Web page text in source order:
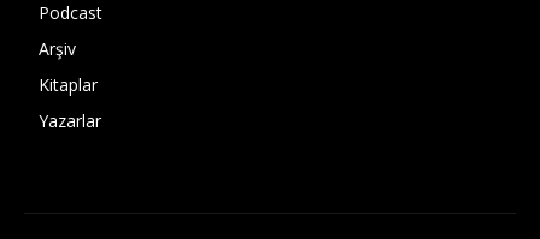
Podcast
Arşiv
Kitaplar
Yazarlar